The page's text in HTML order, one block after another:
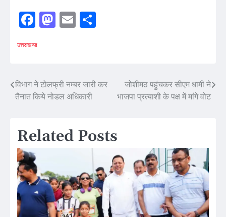
Facebook
Mastodon
Email
उत्तराखण्ड
Post
विभाग ने टोलफ्री नम्बर जारी कर
तैनात किये नोडल अधिकारी
जोशीमठ पहुंचकर सीएम धामी ने
भाजपा प्रत्याशी के पक्ष में मांगे वोट
Related Posts